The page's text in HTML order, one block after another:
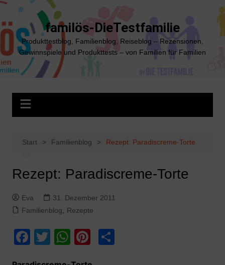
Zum
springen
familös-DieTestfamilie
Produkttestblog, Familienblog, Reiseblog – Rezensionen,
Gewinnspiele und Produkttests – von Familien für Familien
Start Familienblog Rezept: Paradiscreme-Torte
Rezept: Paradiscreme-Torte
Eva
31. Dezember 2011
Familienblog
Rezepte
F T W Pi T